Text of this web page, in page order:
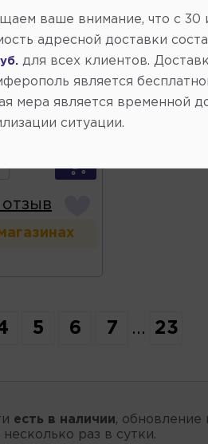
B-
5 6 7 ... 23
есть в наличии, обновление
раз в сутки.
ваше внимание, что c 30
адресной доставки
для всех клиентов.
является
мера является временной
ситуации.